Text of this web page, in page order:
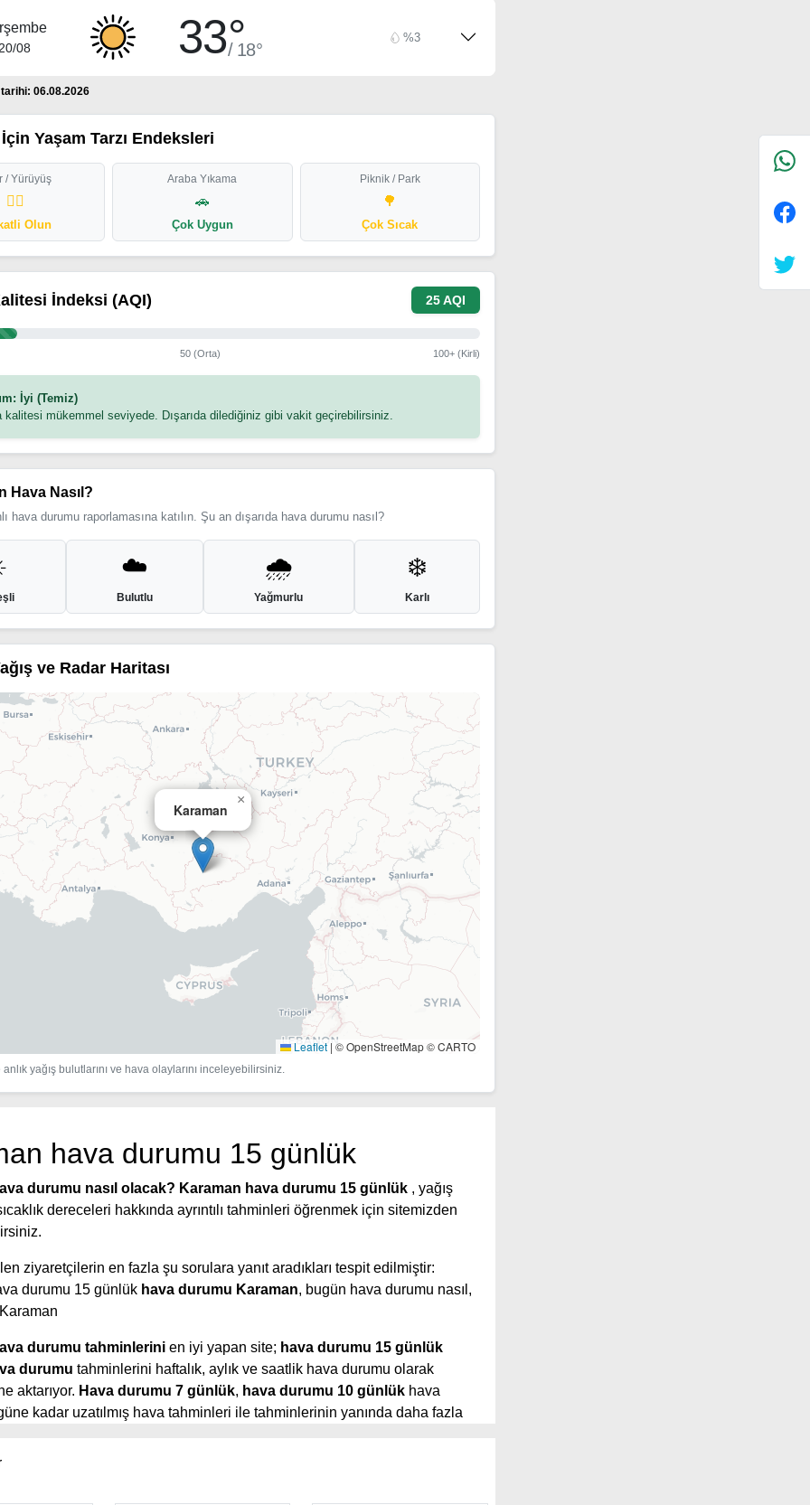
20/08 33°/ 18°
%3
06.08.2026
Yaşam Tarzı Endeksleri
/ Yürüyüş
🏃‍♂️
Olun
Araba Yıkama
🚗
Çok Uygun
Piknik / Park
🌳
Çok Sıcak
İndeksi (AQI) 25 AQI
50 (Orta) 100+ (Kirli)
İyi (Temiz)
kalitesi mükemmel seviyede. Dışarıda dilediğiniz gibi vakit geçirebilirsiniz.
Hava Nasıl?
hava durumu raporlamasına katılın. Şu an dışarıda hava durumu nasıl?
☁️
Bulutlu
🌧️
Yağmurlu
❄️
Karlı
ve Radar Haritası
Karaman
×
Leaflet | © OpenStreetMap © CARTO
yağış bulutlarını ve hava olaylarını inceleyebilirsiniz.
hava durumu 15 günlük
durumu nasıl olacak? Karaman hava durumu 15 günlük , yağış
dereceleri hakkında ayrıntılı tahminleri öğrenmek için sitemizden
ziyaretçilerin en fazla şu sorulara yanıt aradıkları tespit edilmiştir:
durumu 15 günlük hava durumu Karaman, bugün hava durumu nasıl,
durumu tahminlerini en iyi yapan site; hava durumu 15 günlük
durumu tahminlerini haftalık, aylık ve saatlik hava durumu olarak
aktarıyor. Hava durumu 7 günlük, hava durumu 10 günlük hava
kadar uzatılmış hava tahminleri ile tahminlerinin yanında daha fazla
süreleri, kolay ve anlaşılır görseller ile ziyaretçilerine kaliteli hizmet